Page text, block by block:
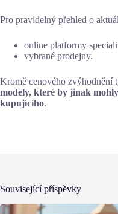
Pro pravidelný přehled o
online platformy
vybrané prodejny.
Kromě cenového zvýhodnění
modely, které by jinak
kupujícího.
Související příspěvky